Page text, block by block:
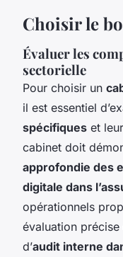
Choisir le
Évaluer les
sectorielle
Pour choisir un
il est essentiel
spécifiques et
cabinet doit
approfondie des
digitale dans
opérationnels
évaluation
d’audit interne